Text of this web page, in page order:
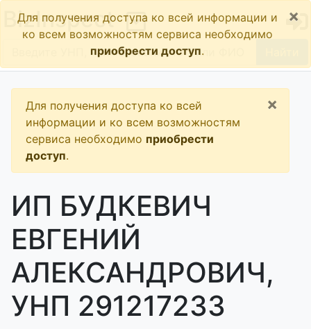
BizInspect
Для получения доступа ко всей информации и
ко всем возможностям сервиса необходимо
приобрести доступ.
×
Для получения доступа ко всей
информации и ко всем возможностям
сервиса необходимо приобрести
доступ.
×
ИП БУДКЕВИЧ
ЕВГЕНИЙ
АЛЕКСАНДРОВИЧ,
УНП 291217233